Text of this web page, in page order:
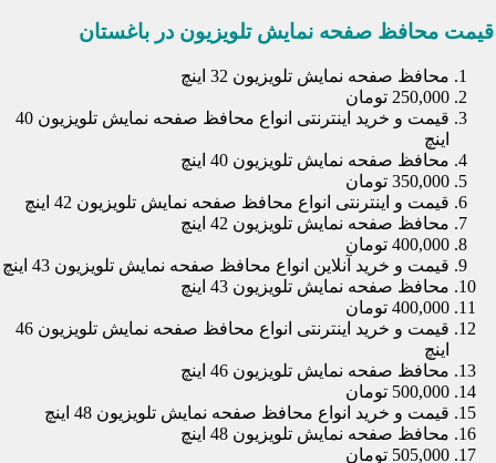
قیمت محافظ صفحه نمایش تلویزیون در باغستان
محافظ صفحه نمایش تلویزیون 32 اینچ
250,000 تومان
قیمت و خرید اینترنتی انواع محافظ صفحه نمایش تلویزیون 40
اینچ
محافظ صفحه نمایش تلویزیون 40 اینچ
350,000 تومان
قیمت و اینترنتی انواع محافظ صفحه نمایش تلویزیون 42 اینچ
محافظ صفحه نمایش تلویزیون 42 اینچ
400,000 تومان
قیمت و خرید آنلاین انواع محافظ صفحه نمایش تلویزیون 43 اینچ
محافظ صفحه نمایش تلویزیون 43 اینچ
400,000 تومان
قیمت و خرید اینترنتی انواع محافظ صفحه نمایش تلویزیون 46
اینچ
محافظ صفحه نمایش تلویزیون 46 اینچ
500,000 تومان
قیمت و خرید انواع محافظ صفحه نمایش تلویزیون 48 اینچ
محافظ صفحه نمایش تلویزیون 48 اینچ
505,000 تومان